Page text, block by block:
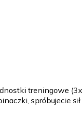
treningowe
spróbujecie